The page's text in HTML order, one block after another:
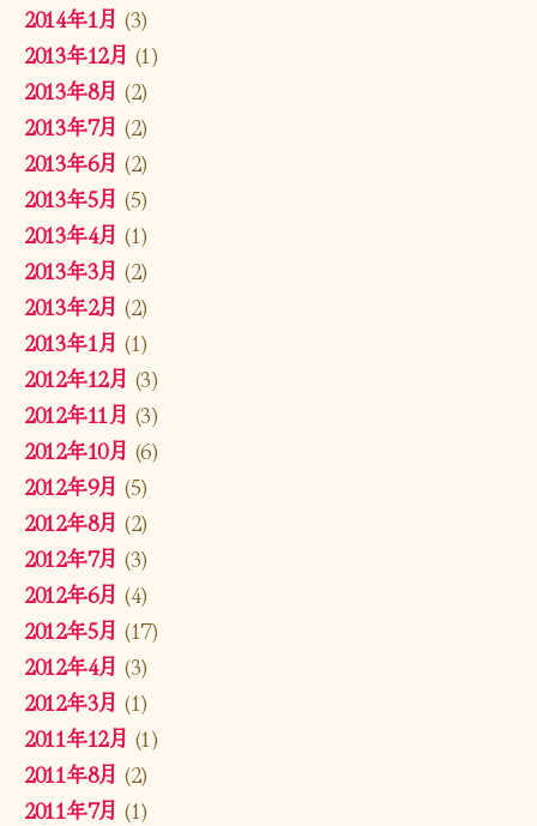
2014年1月 (3)
2013年12月 (1)
2013年8月 (2)
2013年7月 (2)
2013年6月 (2)
2013年5月 (5)
2013年4月 (1)
2013年3月 (2)
2013年2月 (2)
2013年1月 (1)
2012年12月 (3)
2012年11月 (3)
2012年10月 (6)
2012年9月 (5)
2012年8月 (2)
2012年7月 (3)
2012年6月 (4)
2012年5月 (17)
2012年4月 (3)
2012年3月 (1)
2011年12月 (1)
2011年8月 (2)
2011年7月 (1)